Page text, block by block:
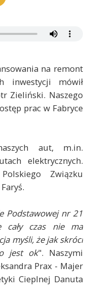
na remont
inwestycji mówił
Zieliński. Naszego
prac w Fabryce
aut, m.in.
elektrycznych.
Związku
Podstawowej nr 21
cały czas nie ma
myśli, że jak skróci
jest ok". Naszymi
Prax - Majer
Cieplnej Danuta